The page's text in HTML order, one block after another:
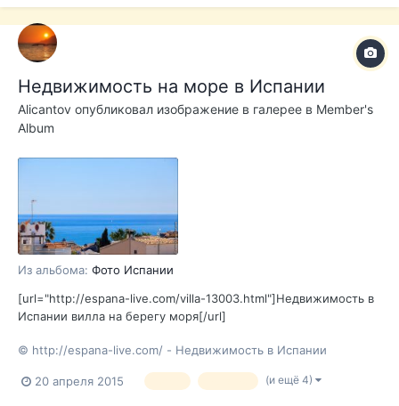
Недвижимость на море в Испании
Alicantov опубликовал изображение в галерее в Member's
Album
Из альбома: Фото Испании
[url="http://espana-live.com/villa-13003.html"]Недвижимость в
Испании вилла на берегу моря[/url]
© http://espana-live.com/ - Недвижимость в Испании
20 апреля 2015 (и ещё 4)